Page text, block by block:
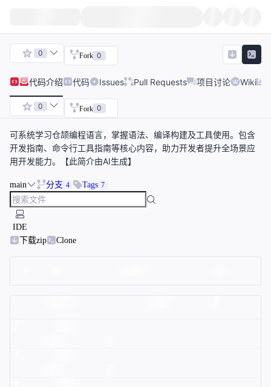
0 Fork 0
代码介绍 代码 Issues Pull Requests 项目讨论 Wiki
0 Fork 0
可系统学习仓颉编程语言，掌握语法、编译构建及工具使用。包含
开发指南、命令行工具指南等核心内容，助力开发者提升全场景应
用开发能力。【此简介由AI生成】
main 分支 4 Tags 7
IDE
下载zip
Clone